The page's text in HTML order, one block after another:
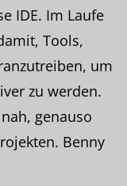
IDE. Im Laufe
Tools,
um
zu werden.
genauso
Benny